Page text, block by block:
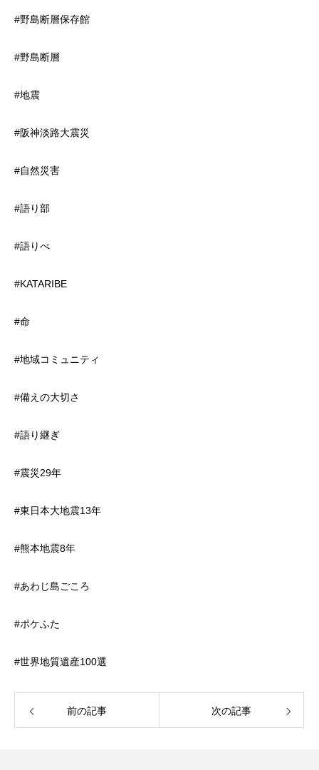
#野島断層保存館
#野島断層
#地震
#阪神淡路大震災
#自然災害
#語り部
#語りべ
#KATARIBE
#命
#地域コミュニティ
#備えの大切さ
#語り継ぎ
#震災29年
#東日本大地震13年
#熊本地震8年
#あわじ島ごころ
#ポケふた
#世界地質遺産100選
前の記事 次の記事